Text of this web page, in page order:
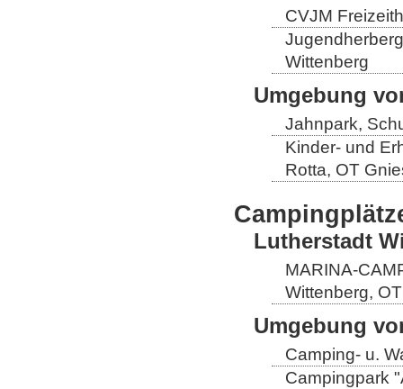
CVJM
Wittenberg
Umgebung
Jahnpark,
Kinder- und
Rotta, OT
Lutherstadt
MARINA-
Wittenberg,
Umgebung
Camping- u.
Campingpark